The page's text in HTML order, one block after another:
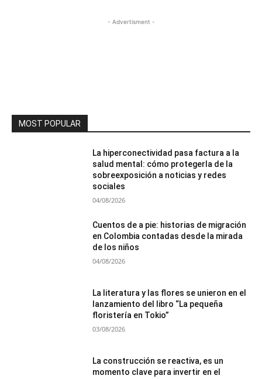
- Advertisment -
MOST POPULAR
La hiperconectividad pasa factura a la
salud mental: cómo protegerla de la
sobreexposición a noticias y redes
sociales
04/08/2026
Cuentos de a pie: historias de migración
en Colombia contadas desde la mirada
de los niños
04/08/2026
La literatura y las flores se unieron en el
lanzamiento del libro “La pequeña
floristería en Tokio”
03/08/2026
La construcción se reactiva, es un
momento clave para invertir en el